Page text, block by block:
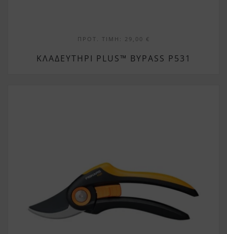
ΠΡΟΤ. ΤΙΜΉ: 29,00 €
ΚΛΑΔΕΥΤΉΡΙ PLUS™ BYPASS P531